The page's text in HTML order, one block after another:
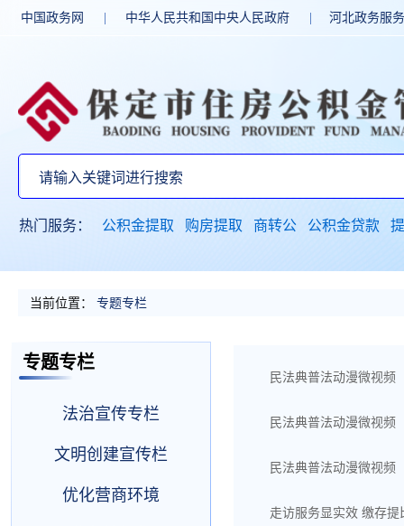
中国政务网 中华人民共和国中央人民政府 河北政务服
热门服务： 公积金提取 购房提取 商转公 公积金贷款
当前位置： 专题专栏
专题专栏
法治宣传专栏
文明创建宣传栏
优化营商环境
民法典普法动漫微视频
民法典普法动漫微视频
民法典普法动漫微视频
走访服务显实效 缴存